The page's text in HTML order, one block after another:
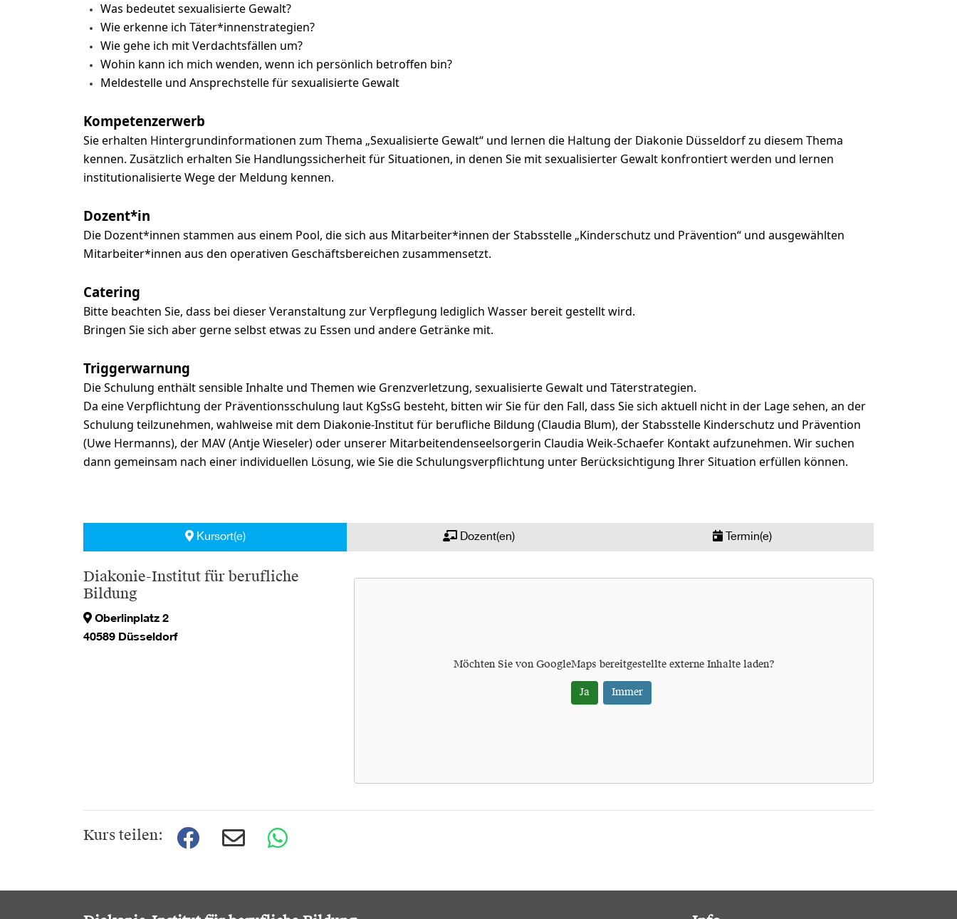
Was bedeutet sexualisierte Gewalt?
Wie erkenne ich Täter*innenstrategien?
Wie gehe ich mit Verdachtsfällen um?
Wohin kann ich mich wenden, wenn ich persönlich betroffen bin?
Meldestelle und Ansprechstelle für sexualisierte Gewalt
Kompetenzerwerb
Sie erhalten Hintergrundinformationen zum Thema „Sexualisierte Gewalt“ und lernen die Haltung der Diakonie Düsseldorf zu diesem Thema
kennen. Zusätzlich erhalten Sie Handlungssicherheit für Situationen, in denen Sie mit sexualisierter Gewalt konfrontiert werden und lernen
institutionalisierte Wege der Meldung kennen.
Dozent*in
Die Dozent*innen stammen aus einem Pool, die sich aus Mitarbeiter*innen der Stabsstelle „Kinderschutz und Prävention“ und ausgewählten
Mitarbeiter*innen aus den operativen Geschäftsbereichen zusammensetzt.
Catering
Bitte beachten Sie, dass bei dieser Veranstaltung zur Verpflegung lediglich Wasser bereit gestellt wird.
Bringen Sie sich aber gerne selbst etwas zu Essen und andere Getränke mit.
Triggerwarnung
Die Schulung enthält sensible Inhalte und Themen wie Grenzverletzung, sexualisierte Gewalt und Täterstrategien.
Da eine Verpflichtung der Präventionsschulung laut KgSsG besteht, bitten wir Sie für den Fall, dass Sie sich aktuell nicht in der Lage sehen, an der
Schulung teilzunehmen, wahlweise mit dem Diakonie-Institut für berufliche Bildung (Claudia Blum), der Stabsstelle Kinderschutz und Prävention
(Uwe Hermanns), der MAV (Antje Wieseler) oder unserer Mitarbeitendenseelsorgerin Claudia Weik-Schaefer Kontakt aufzunehmen. Wir suchen
dann gemeinsam nach einer individuellen Lösung, wie Sie die Schulungsverpflichtung unter Berücksichtigung Ihrer Situation erfüllen können.
Kursort(e) Dozent(en) Termin(e)
Diakonie-Institut für berufliche
Bildung
Oberlinplatz 2
40589 Düsseldorf
Möchten Sie von GoogleMaps bereitgestellte externe Inhalte laden?
Ja Immer
Kurs teilen: